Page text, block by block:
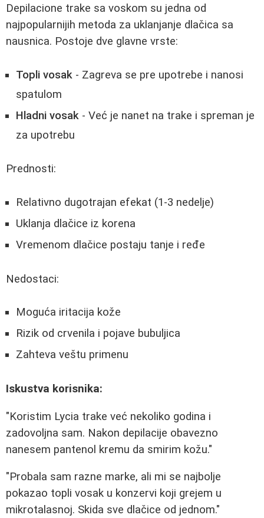
Depilacione trake sa voskom su jedna od
najpopularnijih metoda za uklanjanje dlačica sa
nausnica. Postoje dve glavne vrste:
Topli vosak - Zagreva se pre upotrebe i nanosi
spatulom
Hladni vosak - Već je nanet na trake i spreman je
za upotrebu
Prednosti:
Relativno dugotrajan efekat (1-3 nedelje)
Uklanja dlačice iz korena
Vremenom dlačice postaju tanje i ređe
Nedostaci:
Moguća iritacija kože
Rizik od crvenila i pojave bubuljica
Zahteva veštu primenu
Iskustva korisnika:
"Koristim Lycia trake već nekoliko godina i
zadovoljna sam. Nakon depilacije obavezno
nanesem pantenol kremu da smirim kožu."
"Probala sam razne marke, ali mi se najbolje
pokazao topli vosak u konzervi koji grejem u
mikrotalasnoj. Skida sve dlačice od jednom."